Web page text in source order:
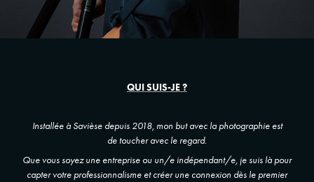
QUI SUIS-JE ?
Installée à Savièse depuis 2018, mon but avec la photographie est
de toucher avec le regard.
Que vous soyez une entreprise ou un/e indépendant/e, je suis là pour
capter votre professionnalisme et créer une connexion dès le premier